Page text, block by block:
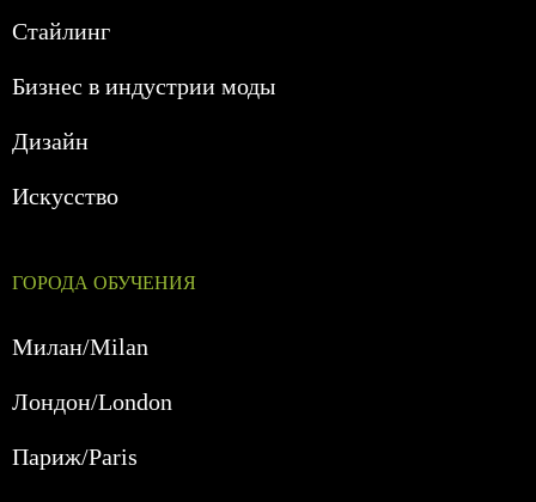
Стайлинг
Бизнес в индустрии моды
Дизайн
Искусство
ГОРОДА ОБУЧЕНИЯ
Милан/Milan
Лондон/London
Париж/Paris